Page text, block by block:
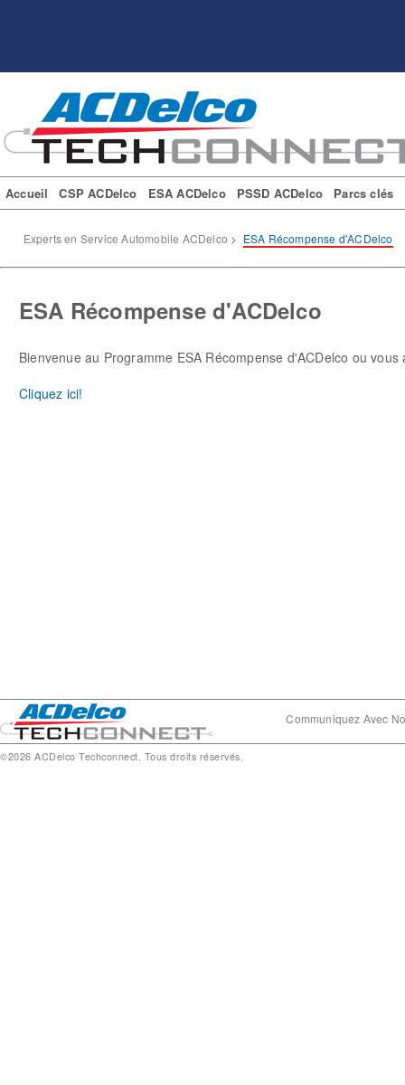
Accueil CSP ACDelco ESA ACDelco PSSD ACDelco Parcs clés
Experts en Service Automobile ACDelco > ESA Récompense d'ACDelco
ESA Récompense d'ACDelco
Bienvenue au Programme ESA Récompense d'ACDelco ou
Cliquez ici!
Communiquez Avec
©2026 ACDelco Techconnect. Tous droits réservés.